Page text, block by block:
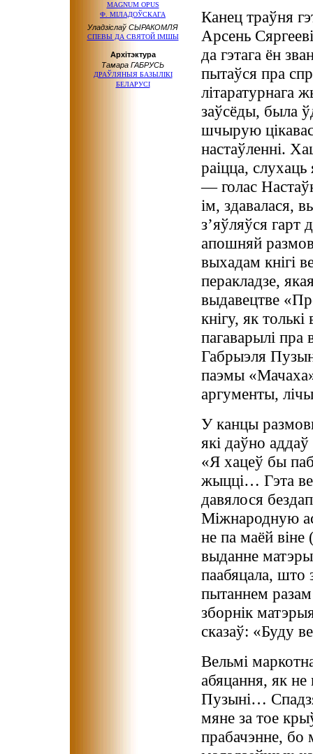
MAGNUM OPUS
Ф. МІЛАДОЎСКАГА
Уладзіслаў СЫРАКОМЛЯ
СПЕВЫ ДА СВЯТОЙ ІМШЫ
Архітэктура
Тамара ГАБРУСЬ
ДРАЎЛЯНЫЯ БАЗЫЛІКІ
БЕЛАРУСІ
Канец траўня
Арсень
да гэтага ён
пытаўся пра
літаратурнага
заўсёды, была
шчырую
настаўленні.
раіцца, слухаць
— голас
ім, здавалася,
з’яўляўся
апошняй
выхадам кнігі
перакладзе,
выдавецтве
кнігу, як
пагаварылі пра
Габрыэля
паэмы
аргументы,
У канцы
які даўно
«Я хацеў бы
жыцці… Гэта
давялося
Міжнародную
не па маёй віне
выданне
паабяцала, што
пытаннем
зборнік
сказаў: «Буду
Вельмі
абяцання, як не
Пузыні…
мяне за тое
прабачэнне, бо